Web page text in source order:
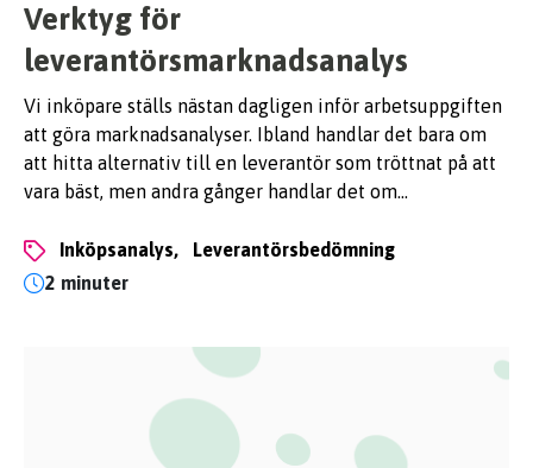
Verktyg för
leverantörsmarknadsanalys
Vi inköpare ställs nästan dagligen inför arbetsuppgiften
att göra marknadsanalyser. Ibland handlar det bara om
att hitta alternativ till en leverantör som tröttnat på att
vara bäst, men andra gånger handlar det om…
inköpsanalys,
leverantörsbedömning
2 minuter